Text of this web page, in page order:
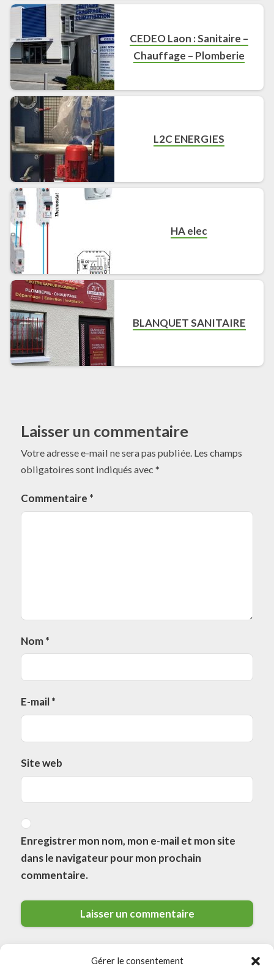
Gérer le consentement
CEDEO Laon : Sanitaire –
Chauffage – Plomberie
L2C ENERGIES
HA elec
BLANQUET SANITAIRE
Laisser un commentaire
Votre adresse e-mail ne sera pas publiée. Les champs
obligatoires sont indiqués avec *
Commentaire *
Nom*
E-mail*
Site web
Enregistrer mon nom, mon e-mail et mon site
dans le navigateur pour mon prochain
commentaire.